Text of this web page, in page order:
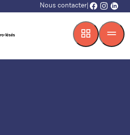
Nous contacter| facebook